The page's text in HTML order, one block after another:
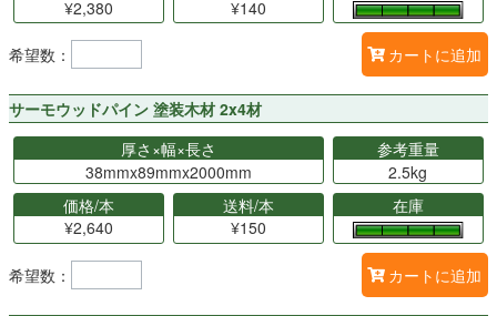
¥2,380
¥140
希望数： カートに追加
サーモウッドパイン 塗装木材 2x4材
厚さ×幅×長さ
38mmx89mmx2000mm
参考重量
2.5kg
価格/本
¥2,640
送料/本
¥150
在庫
希望数： カートに追加